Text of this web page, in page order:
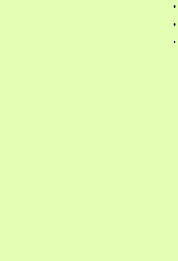
•
•
•